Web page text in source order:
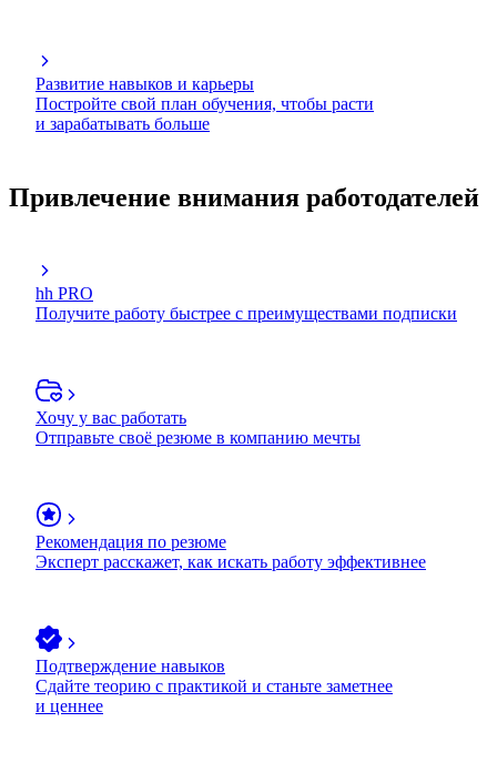
Развитие навыков и карьеры
Постройте свой план обучения, чтобы расти
и зарабатывать больше
Привлечение внимания работодателей
hh PRO
Получите работу быстрее с преимуществами подписки
Хочу у вас работать
Отправьте своё резюме в компанию мечты
Рекомендация по резюме
Эксперт расскажет, как искать работу эффективнее
Подтверждение навыков
Сдайте теорию с практикой и станьте заметнее
и ценнее